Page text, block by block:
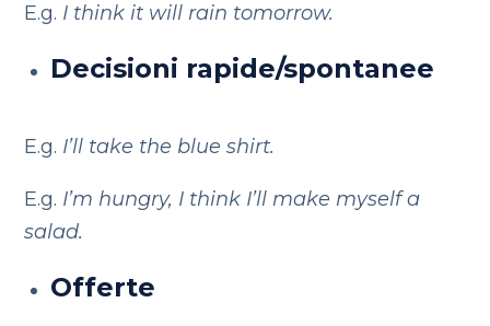
E.g. I think it will rain tomorrow.
Decisioni rapide/spontanee
E.g. I’ll take the blue shirt.
E.g. I’m hungry, I think I’ll make myself a
salad.
Offerte